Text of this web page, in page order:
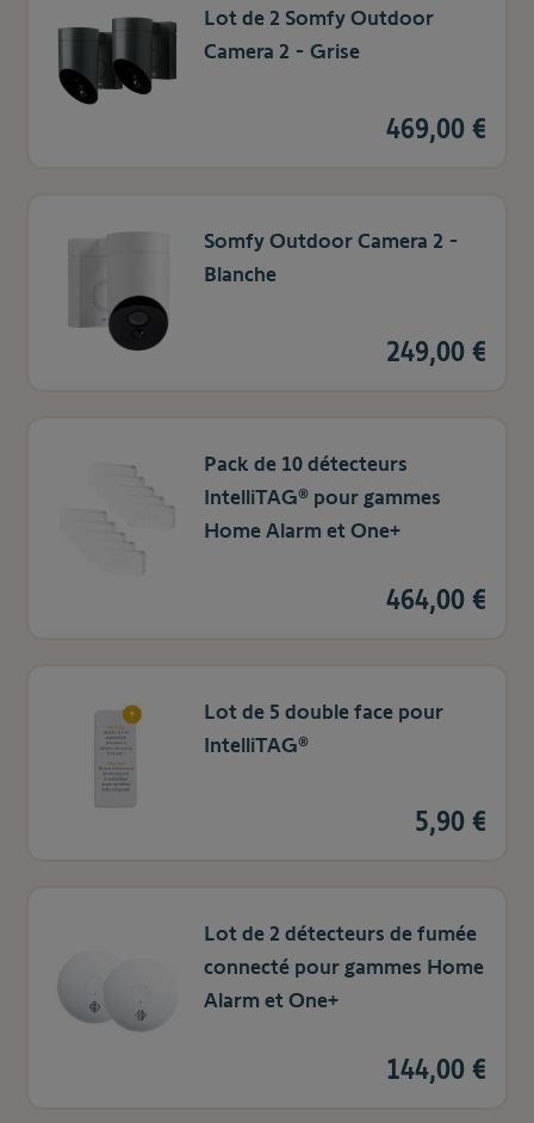
Lot de 2 Somfy Outdoor
Camera 2 - Grise
469,00 €
Somfy Outdoor Camera 2 -
Blanche
249,00 €
Pack de 10 détecteurs
IntelliTAG® pour gammes
Home Alarm et One+
464,00 €
Lot de 5 double face pour
IntelliTAG®
5,90 €
Lot de 2 détecteurs de fumée
connecté pour gammes Home
Alarm et One+
144,00 €